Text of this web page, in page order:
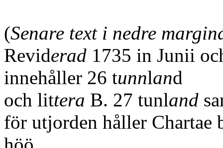
(Senare text i nedre
Reviderad 1735 in Junii
innehåller 26 tunnland
och littera B. 27 tunland
för utjorden håller Chartae